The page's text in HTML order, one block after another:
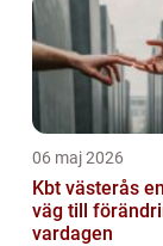
06 maj 2026
Kbt västerås en praktisk
väg till
vardagen